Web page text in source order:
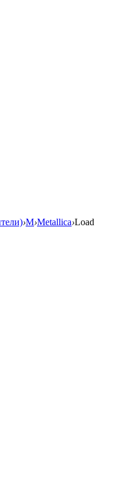
›M›Metallica›Load